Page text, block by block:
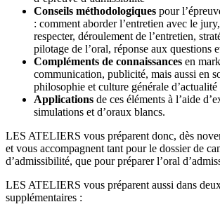
Conseils méthodologiques pour
: comment aborder l’entretien avec le
respecter, déroulement de l’entretien,
pilotage de l’oral, réponse aux
Compléments de connaissances en
communication, publicité, mais aussi en
philosophie et culture générale d’actualité
Applications de ces éléments à l’aide
simulations et d’oraux blancs.
LES ATELIERS vous préparent donc, dès
et vous accompagnent tant pour le dossier de
d’admissibilité, que pour préparer l’oral
LES ATELIERS vous préparent aussi dans
supplémentaires :